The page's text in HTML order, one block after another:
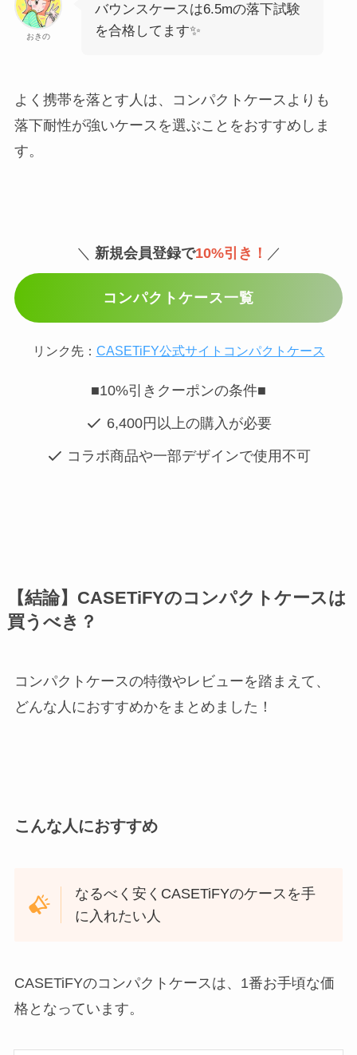
おきの
バウンスケースは6.5mの落下試験
を合格してます✨
よく携帯を落とす人は、コンパクトケースよりも
落下耐性が強いケースを選ぶことをおすすめしま
す。
＼ 新規会員登録で10%引き！ ／
コンパクトケース一覧
リンク先： CASETiFY公式サイトコンパクトケース
■10%引きクーポンの条件■
6,400円以上の購入が必要
コラボ商品や一部デザインで使用不可
【結論】CASETiFYのコンパクトケースは
買うべき？
コンパクトケースの特徴やレビューを踏まえて、
どんな人におすすめかをまとめました！
こんな人におすすめ
なるべく安くCASETiFYのケースを手
に入れたい人
CASETiFYのコンパクトケースは、1番お手頃な価
格となっています。